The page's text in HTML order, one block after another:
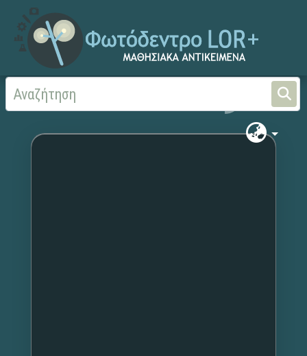
Αρχική Χωρίς τίτλο